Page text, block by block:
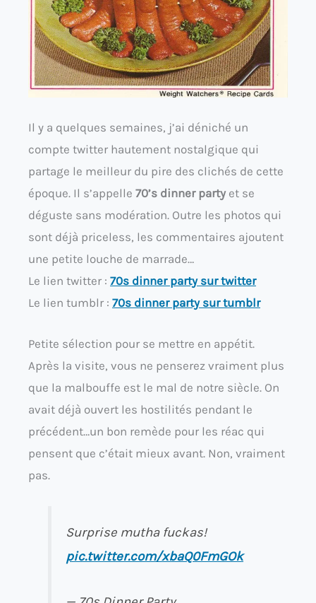
Il y a quelques semaines, j’ai déniché un
compte twitter hautement nostalgique qui
partage le meilleur du pire des clichés de cette
époque. Il s’appelle 70’s dinner partyet se
déguste sans modération. Outre les photos qui
sont déjà priceless, les commentaires ajoutent
une petite louche de marrade…
Le lien twitter : 70s dinner party sur twitter
Le lien tumblr : 70s dinner party sur tumblr
Petite sélection pour se mettre en appétit.
Après la visite, vous ne penserez vraiment plus
que la malbouffe est le mal de notre siècle. On
avait déjà ouvert les hostilités pendant le
précédent…un bon remède pour les réac qui
pensent que c’était mieux avant. Non, vraiment
pas.
Surprise mutha fuckas!
pic.twitter.com/xbaQ0FmGOk